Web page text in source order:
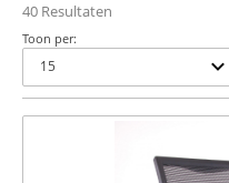
40 Resultaten
Toon per: